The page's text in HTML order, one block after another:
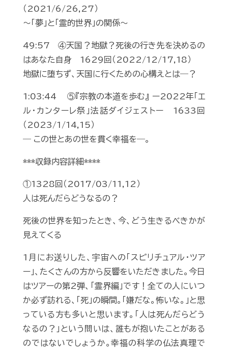
（2021/6/26,27）
～「夢」と「霊的世界」の関係～
49:57 ④天国？地獄？死後の行き先を決めるの
はあなた自身 1629回（2022/12/17,18）
地獄に堕ちず、天国に行くための心構えとは―？
1:03:44 ⑤『宗教の本道を歩む』 ー2022年「エ
ル・カンターレ祭」法話ダイジェストー 1633回
（2023/1/14,15）
― この世とあの世を貫く幸福を―。
***収録内容詳細****
①1328回（2017/03/11,12）
人は死んだらどうなるの？
死後の世界を知ったとき、今、どう生きるべきかが
見えてくる
1月にお送りした、宇宙への「スピリチュアル・ツア
ー」、たくさんの方から反響をいただきました。今日
はツアーの第2弾、「霊界編」です！全ての人にいつ
か必ず訪れる、「死」の瞬間。「嫌だな。怖いな。」と思
っている方も多いと思います。「人は死んだらどう
なるの？」という問いは、誰もが抱いたことがある
のではないでしょうか。幸福の科学の仏法真理で